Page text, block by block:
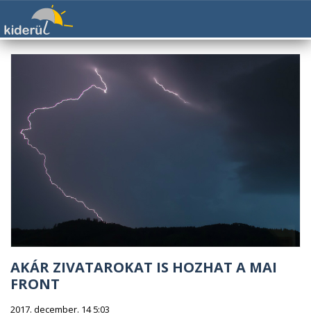
AKÁR ZIVATAROKAT IS HOZHAT A MAI
FRONT
2017. december. 14 5:03